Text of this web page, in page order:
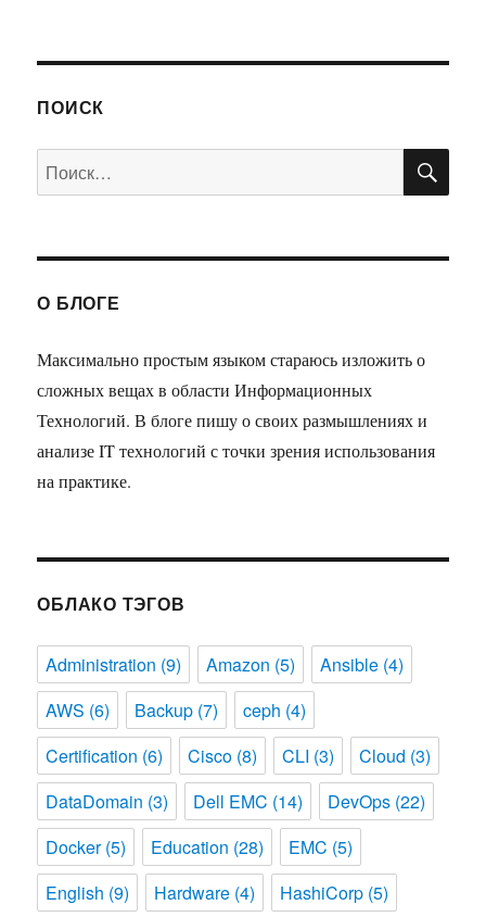
ПОИСК
Искать:
О БЛОГЕ
Максимально простым языком стараюсь изложить о
сложных вещах в области Информационных
Технологий. В блоге пишу о своих размышлениях и
анализе IT технологий с точки зрения использования
на практике.
ОБЛАКО ТЭГОВ
Administration (9) Amazon (5) Ansible (4)
AWS (6) Backup (7) ceph (4)
Certification (6) Cisco (8) CLI (3) Cloud (3)
DataDomain (3) Dell EMC (14) DevOps (22)
Docker(5) Education (28) EMC (5)
English (9) Hardware (4) HashiCorp (5)